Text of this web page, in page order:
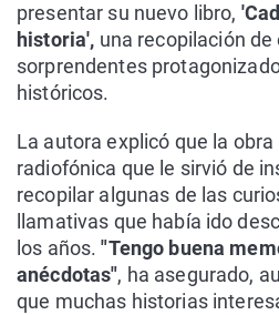
presentar su nuevo libro,
historia', una recopilación de
sorprendentes
históricos.
La autora explicó que la
radiofónica que le sirvió de
recopilar algunas de las
llamativas que había ido
los años. "Tengo buena
anécdotas", ha asegurado,
que muchas historias